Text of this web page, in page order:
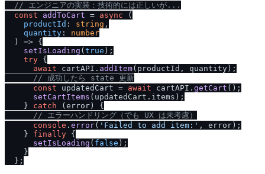
// エンジニアの実装：技術的には正しいが...
const
addToCart = async (
productId : string ,
quantity : number
) => {
setIsLoading ( true );
try {
await cartAPI. addItem(productId, quantity);
// 成功したら state 更新
const updatedCart = await cartAPI. getCart ();
setCartItems (updatedCart. items );
    }
catch (error) {
// エラーハンドリング（でも UX は未考慮）
console . error( 'Failed to add item:' , error);
    }
finally {
setIsLoading ( false );
    }
  };